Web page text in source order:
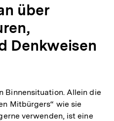
über
Denkweisen
Binnensituation. Allein die
Mitbürgers“ wie sie
verwenden, ist eine